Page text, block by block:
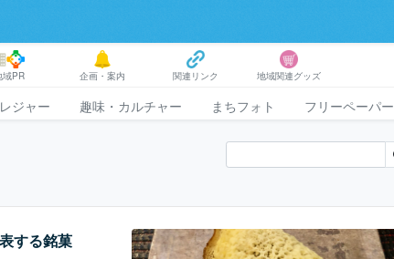
域PR 企画・案内 関連リンク 地域関連グッズ
ジャー 趣味・カルチャー まちフォト フリーペーパー
する銘菓